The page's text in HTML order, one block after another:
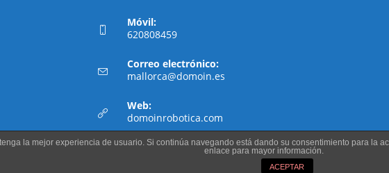
Móvil:
620808459
Correo electrónico:
mallorca@domoin.es
Web:
domoinrobotica.com
la mejor experiencia de usuario. Si continúa navegando está dando su consentimiento para la
enlace para mayor información.
ACEPTAR